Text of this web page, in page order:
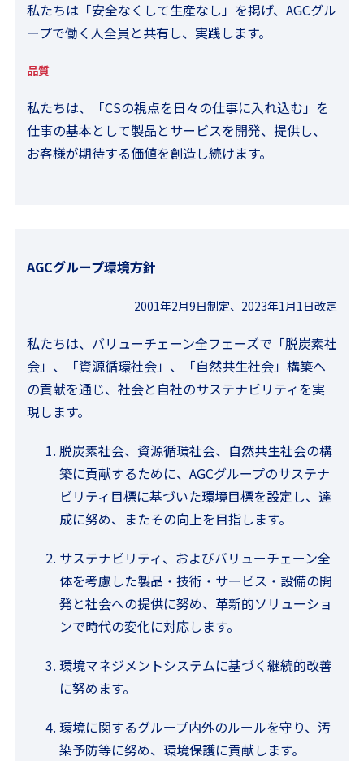
私たちは「安全なくして生産なし」を掲げ、AGCグル
ープで働く人全員と共有し、実践します。
品質
私たちは、「CSの視点を日々の仕事に入れ込む」を
仕事の基本として製品とサービスを開発、提供し、
お客様が期待する価値を創造し続けます。
AGCグループ環境方針
2001年2月9日制定、2023年1月1日改定
私たちは、バリューチェーン全フェーズで「脱炭素社
会」、「資源循環社会」、「自然共生社会」構築へ
の貢献を通じ、社会と自社のサステナビリティを実
現します。
脱炭素社会、資源循環社会、自然共生社会の構
築に貢献するために、AGCグループのサステナ
ビリティ目標に基づいた環境目標を設定し、達
成に努め、またその向上を目指します。
サステナビリティ、およびバリューチェーン全
体を考慮した製品・技術・サービス・設備の開
発と社会への提供に努め、革新的ソリューショ
ンで時代の変化に対応します。
環境マネジメントシステムに基づく継続的改善
に努めます。
環境に関するグループ内外のルールを守り、汚
染予防等に努め、環境保護に貢献します。